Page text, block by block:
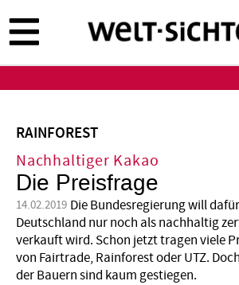
zum
Inhalt
RAINFOREST
Nachhaltiger Kakao
Die Preisfrage
14.02.2019 Die Bundesregierung will
Deutschland nur noch als nachhaltig
verkauft wird. Schon jetzt tragen viele
von Fairtrade, Rainforest oder UTZ.
der Bauern sind kaum gestiegen.